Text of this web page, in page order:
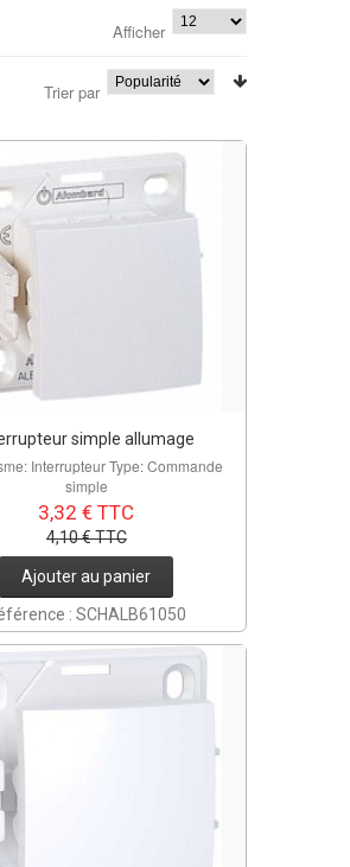
Afficher
Trier par
simple allumage
Interrupteur Type: Commande
simple
3,32 € TTC
4,10 € TTC
Ajouter au panier
: SCHALB61050